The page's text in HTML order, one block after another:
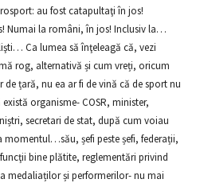
au fost catapultaţi în jos!
Numai la români, în jos! Inclusiv la…
Ca lumea să înţeleagă că, vezi
rog, alternativă și cum vreți, oricum
țară, nu ea ar fi de vină că de sport nu
organisme- COSR, minister,
secretari de stat, după cum voiau
șefi peste șefi, federații,
bine plătite, reglementări privind
medaliaților și performerilor- nu mai